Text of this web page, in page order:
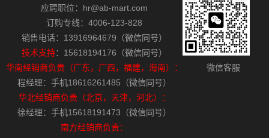
应聘职位：hr@ab-mart.com
订购专线：4006-123-828
销售电话：13916964679（微信同号）
技术支持：15618194176（微信同号）
华南经销商负责（广东，广西，福建，海南）：
程经理：手机18616261485（微信同号）
华北经销商负责（北京，天津，河北）：
徐经理：手机15618191473（微信同号）
南方经销商负责：
微信客服